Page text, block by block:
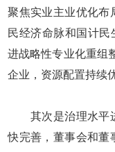
聚焦实业主业优化布
民经济命脉和国计民
进战略性专业化重组
企业，资源配置持续
其次是治理水平进
快完善，董事会和董